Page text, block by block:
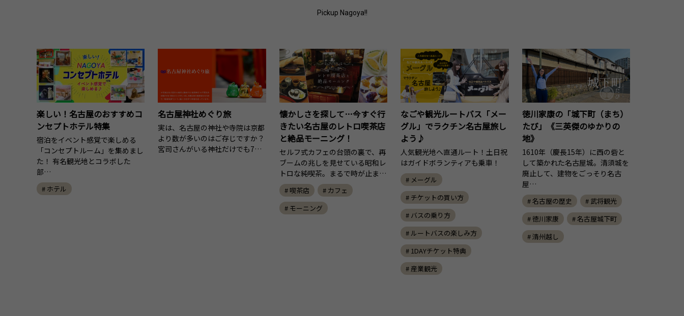
Pickup Nagoya!!
楽しい！名古屋のおすすめコ
ンセプトホテル特集
宿泊をイベント感覚で楽しめる
「コンセプトルーム」を集めまし
た！ 有名観光地とコラボした
部…
# ホテル
名古屋神社めぐり旅
実は、名古屋の神社や寺院は京都
より数が多いのはご存じですか？
宮司さんがいる神社だけでも7…
懐かしさを探して…今すぐ行
きたい名古屋のレトロ喫茶店
と絶品モーニング！
セルフ式カフェの台頭の裏で、再
ブームの兆しを見せている昭和レ
トロな純喫茶。まるで時が止ま…
# 喫茶店
# カフェ
# モーニング
なごや観光ルートバス「メー
グル」でラクチン名古屋旅し
よう♪
人気観光地へ直通ルート！土日祝
はガイドボランティアも乗車！
# メーグル
# チケットの買い方
# バスの乗り方
# ルートバスの楽しみ方
# 1DAYチケット特典
# 産業観光
徳川家康の「城下町（まち）
たび」《三英傑のゆかりの
地》
1610年（慶長15年）に西の砦と
して築かれた名古屋城。清須城を
廃止して、建物をごっそり名古
屋…
# 名古屋の歴史
# 武将観光
# 徳川家康
# 名古屋城下町
# 清州越し